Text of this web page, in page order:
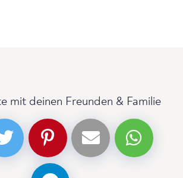
mit deinen Freunden & Familie